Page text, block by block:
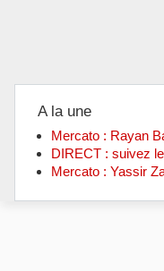
A la une
Mercato : Rayan
DIRECT : suivez
Mercato : Yassir